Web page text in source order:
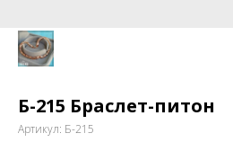
Б-215 Браслет-питон
Артикул: Б-215